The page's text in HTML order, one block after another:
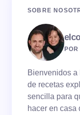
SOBRE
Bienvenidos
de recetas
sencilla para
hacer en casa